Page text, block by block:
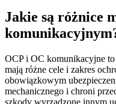
Jakie są różnice
OCP i OC komunikacyjne
mają różne cele i zakres
obowiązkowym
mechanicznego i chroni
szkody wyrządzone innym